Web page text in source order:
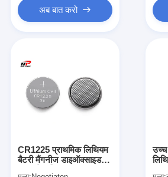
अब बात करो
लिथियम आयन रिचार्जेबल बैटरी
लिथियम पॉलिमर बैटरी
एच बैटरी
अब बात करो
CR1225 प्राथमिक लिथियम
बैटरी मैंगनीज डाइऑक्साइड
उच्च